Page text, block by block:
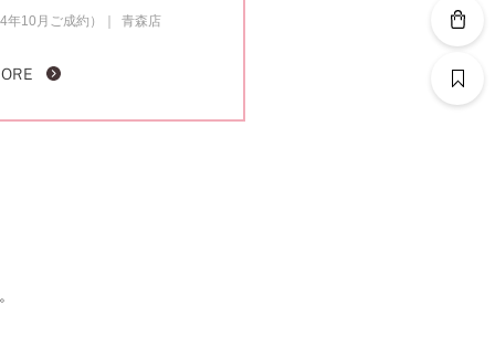
10月ご成約） 青森店